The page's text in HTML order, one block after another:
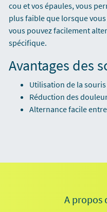
cou et vos épaules, vous
plus faible que lorsque
vous pouvez facilement
spécifique.
Avantages des
Utilisation de la
Réduction des
Alternance facile
A propos